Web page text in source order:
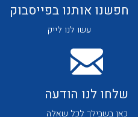
לכל מוצרי היצרן
חפשנו אותנו בפייסבוק
עשו לנו לייק
שלחו לנו הודעה
כאן בשבילך לכל שאלה